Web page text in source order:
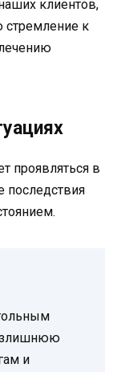
клиентов,
стремление к
проявляться в
последствия
и